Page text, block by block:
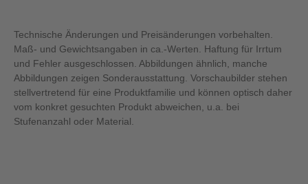
Technische Änderungen und Preisänderungen vorbehalten.
Maß- und Gewichtsangaben in ca.-Werten. Haftung für Irrtum
und Fehler ausgeschlossen. Abbildungen ähnlich, manche
Abbildungen zeigen Sonderausstattung. Vorschaubilder stehen
stellvertretend für eine Produktfamilie und können optisch daher
vom konkret gesuchten Produkt abweichen, u.a. bei
Stufenanzahl oder Material.